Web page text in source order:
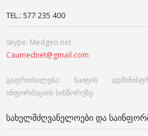
TEL.: 577 235 400
skype: Medgeo.net
Caumednet@gmail.com
გაფრთხილება: საიტის
ინფორმაციის სისწორეზე.
ᲡᲐᲮᲔᲚᲛᲫᲦᲕᲐᲜᲔᲚᲝᲔᲑᲘ ᲓᲐ